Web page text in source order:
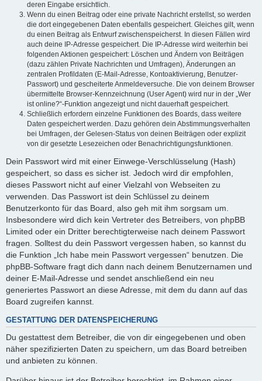
deren Eingabe ersichtlich.
Wenn du einen Beitrag oder eine private Nachricht erstellst, so werden
die dort eingegebenen Daten ebenfalls gespeichert. Gleiches gilt, wenn
du einen Beitrag als Entwurf zwischenspeicherst. In diesen Fällen wird
auch deine IP-Adresse gespeichert. Die IP-Adresse wird weiterhin bei
folgenden Aktionen gespeichert: Löschen und Ändern von Beiträgen
(dazu zählen Private Nachrichten und Umfragen), Änderungen an
zentralen Profildaten (E-Mail-Adresse, Kontoaktivierung, Benutzer-
Passwort) und gescheiterte Anmeldeversuche. Die von deinem Browser
übermittelte Browser-Kennzeichnung (User Agent) wird nur in der „Wer
ist online?“-Funktion angezeigt und nicht dauerhaft gespeichert.
Schließlich erfordern einzelne Funktionen des Boards, dass weitere
Daten gespeichert werden. Dazu gehören dein Abstimmungsverhalten
bei Umfragen, der Gelesen-Status von deinen Beiträgen oder explizit
von dir gesetzte Lesezeichen oder Benachrichtigungsfunktionen.
Dein Passwort wird mit einer Einwege-Verschlüsselung (Hash)
gespeichert, so dass es sicher ist. Jedoch wird dir empfohlen,
dieses Passwort nicht auf einer Vielzahl von Webseiten zu
verwenden. Das Passwort ist dein Schlüssel zu deinem
Benutzerkonto für das Board, also geh mit ihm sorgsam um.
Insbesondere wird dich kein Vertreter des Betreibers, von phpBB
Limited oder ein Dritter berechtigterweise nach deinem Passwort
fragen. Solltest du dein Passwort vergessen haben, so kannst du
die Funktion „Ich habe mein Passwort vergessen“ benutzen. Die
phpBB-Software fragt dich dann nach deinem Benutzernamen und
deiner E-Mail-Adresse und sendet anschließend ein neu
generiertes Passwort an diese Adresse, mit dem du dann auf das
Board zugreifen kannst.
GESTATTUNG DER DATENSPEICHERUNG
Du gestattest dem Betreiber, die von dir eingegebenen und oben
näher spezifizierten Daten zu speichern, um das Board betreiben
und anbieten zu können.